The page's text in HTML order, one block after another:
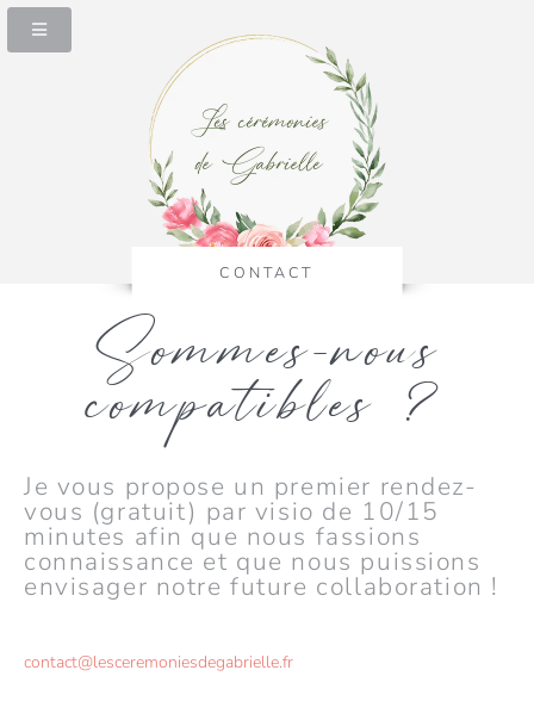
LES
CONTACT
Sommes-nous
compatibles ?
Je vous propose un premier rendez-
vous (gratuit) par visio de 10/15
minutes afin que nous fassions
connaissance et que nous puissions
envisager notre future collaboration !
contact@lesceremoniesdegabrielle.fr